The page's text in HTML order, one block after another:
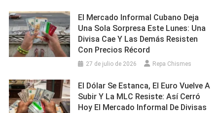
El Mercado Informal Cubano Deja
Una Sola Sorpresa Este Lunes: Una
Divisa Cae Y Las Demás Resisten
Con Precios Récord
27 de julio de 2026 Repa Chismes
El Dólar Se Estanca, El Euro Vuelve A
Subir Y La MLC Resiste: Así Cerró
Hoy El Mercado Informal De Divisas